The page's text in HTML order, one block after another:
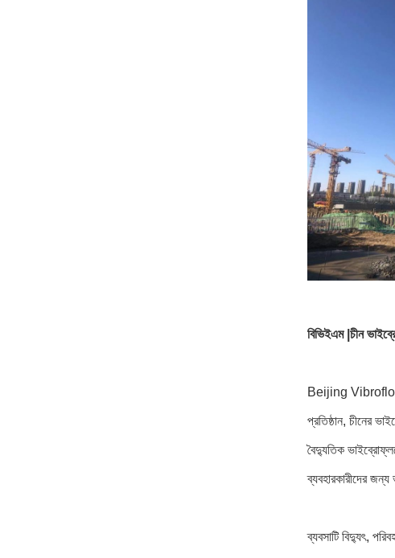
বিভিইএম|চীন
Beijing
প্রতিষ্ঠান, চীনের
বৈদ্যুতিক
ব্যবহারকারীদের জন্য
ব্যবসাটি বিদ্যুৎ,